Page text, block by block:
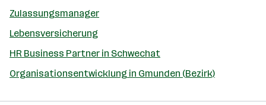
Zulassungsmanager
Lebensversicherung
HR Business Partner in Schwechat
Organisationsentwicklung in Gmunden (Bezirk)